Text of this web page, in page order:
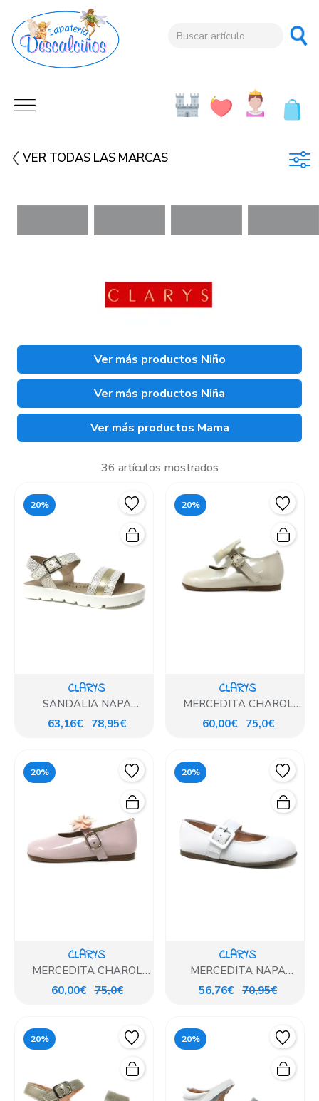
VER TODAS LAS MARCAS
Ver más productos Niño
Ver más productos Niña
Ver más productos Mama
36 artículos mostrados
20%
CLARYS
SANDALIA NAPA
PLATINO
63,16€ 78,95€
20%
CLARYS
MERCEDITA CHAROL
BEIG
60,00€ 75,0€
20%
CLARYS
MERCEDITA CHAROL
ROSA
60,00€ 75,0€
20%
CLARYS
MERCEDITA NAPA
BLANCO
56,76€ 70,95€
20% 20%